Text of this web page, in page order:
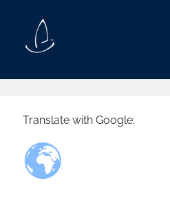
Translate with Google: